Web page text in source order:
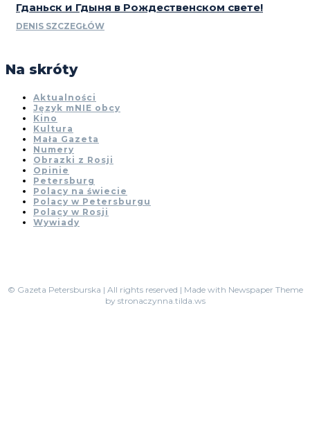
Гданьск и Гдыня в Рождественском свете!
DENIS SZCZEGŁÓW
Na skróty
Aktualności
Język mNIE obcy
Kino
Kultura
Mała Gazeta
Numery
Obrazki z Rosji
Opinie
Petersburg
Polacy na świecie
Polacy w Petersburgu
Polacy w Rosji
Wywiady
© Gazeta Petersburska | All rights reserved | Made with Newspaper Theme
by stronaczynna.tilda.ws